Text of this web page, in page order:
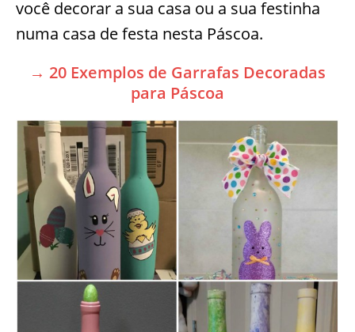
você decorar a sua casa ou a sua festinha
numa casa de festa nesta Páscoa.
→ 20 Exemplos de Garrafas Decoradas
para Páscoa